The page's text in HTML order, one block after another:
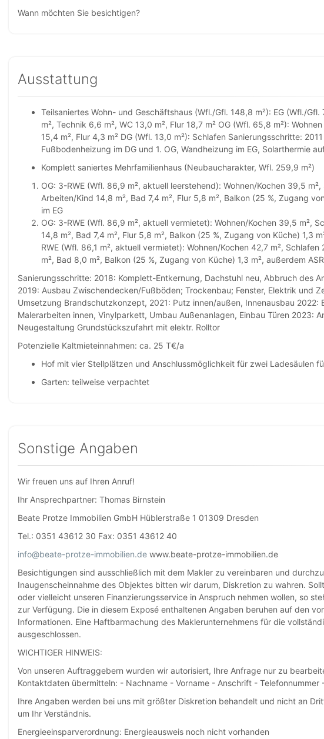
Wann möchten Sie besichtigen?
Ausstattung
Teilsaniertes Wohn- und Geschäftshaus (Wfl./Gfl. 148,8 m²): EG (Wfl./
m², Technik 6,6 m², WC 13,0 m², Flur 18,7 m² OG (Wfl. 65,8 m²):
15,4 m², Flur 4,3 m² DG (Wfl. 13,0 m²): Schlafen Sanierungsschritte:
Fußbodenheizung im DG und 1. OG, Wandheizung im EG, Solarthermie
Komplett saniertes Mehrfamilienhaus (Neubaucharakter, Wfl. 259,9 m²)
OG: 3-RWE (Wfl. 86,9 m², aktuell leerstehend): Wohnen/Kochen 39,5 m²,
Arbeiten/Kind 14,8 m², Bad 7,4 m², Flur 5,8 m², Balkon (25 %, Zugang
im EG
OG: 3-RWE (Wfl. 86,9 m², aktuell vermietet): Wohnen/Kochen 39,5 m²,
14,8 m², Bad 7,4 m², Flur 5,8 m², Balkon (25 %, Zugang von Küche) 1,3
RWE (Wfl. 86,1 m², aktuell vermietet): Wohnen/Kochen 42,7 m²,
m², Bad 8,0 m², Balkon (25 %, Zugang von Küche) 1,3 m², außerdem
Sanierungsschritte: 2018: Komplett-Entkernung, Dachstuhl neu, Abbruch des
2019: Ausbau Zwischendecken/Fußböden; Trockenbau; Fenster, Elektrik und
Umsetzung Brandschutzkonzept, 2021: Putz innen/außen, Innenausbau 2022:
Malerarbeiten innen, Vinylparkett, Umbau Außenanlagen, Einbau Türen 2023:
Neugestaltung Grundstückszufahrt mit elektr. Rolltor
Potenzielle Kaltmieteinnahmen: ca. 25 T€/a
Hof mit vier Stellplätzen und Anschlussmöglichkeit für zwei Ladesäulen
Garten: teilweise verpachtet
Sonstige Angaben
Wir freuen uns auf Ihren Anruf!
Ihr Ansprechpartner: Thomas Birnstein
Beate Protze Immobilien GmbH Hüblerstraße 1 01309 Dresden
Tel.: 0351 43612 30 Fax: 0351 43612 40
info@beate-protze-immobilien.de www.beate-protze-immobilien.de
Besichtigungen sind ausschließlich mit dem Makler zu vereinbaren und
Inaugenscheinnahme des Objektes bitten wir darum, Diskretion zu wahren.
oder vielleicht unseren Finanzierungsservice in Anspruch nehmen wollen, so
zur Verfügung. Die in diesem Exposé enthaltenen Angaben beruhen auf den
Informationen. Eine Haftbarmachung des Maklerunternehmens für die
ausgeschlossen.
WICHTIGER HINWEIS:
Von unseren Auftraggebern wurden wir autorisiert, Ihre Anfrage nur zu
Kontaktdaten übermitteln: - Nachname - Vorname - Anschrift - Telefonnummer
Ihre Angaben werden bei uns mit größter Diskretion behandelt und nicht an
um Ihr Verständnis.
Energieeinsparverordnung: Energieausweis noch nicht vorhanden